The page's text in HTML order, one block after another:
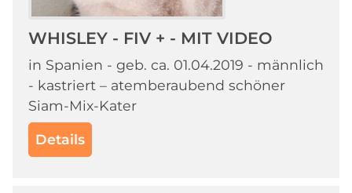
WHISLEY - FIV + - MIT VIDEO
in Spanien - geb. ca. 01.04.2019 - männlich
- kastriert – atemberaubend schöner
Siam-Mix-Kater
Details